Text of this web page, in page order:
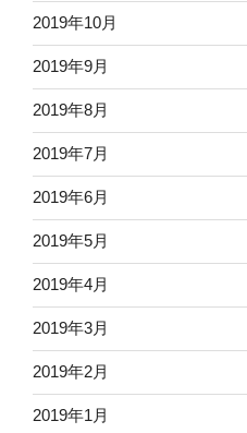
2019年10月
2019年9月
2019年8月
2019年7月
2019年6月
2019年5月
2019年4月
2019年3月
2019年2月
2019年1月